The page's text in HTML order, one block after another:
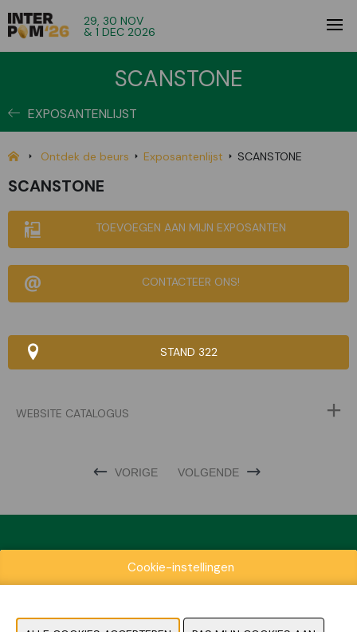
29, 30 NOV
& 1 DEC 2026
SCANSTONE
EXPOSANTENLIJST
Ontdek de beurs Exposantenlijst SCANSTONE
SCANSTONE
TOEVOEGEN AAN MIJN EXPOSANTEN
CONTACTEER ONS!
STAND 322
WEBSITE CATALOGUS
VORIGE VOLGENDE
Exposantenlijst
Contact
Cookie-instellingen